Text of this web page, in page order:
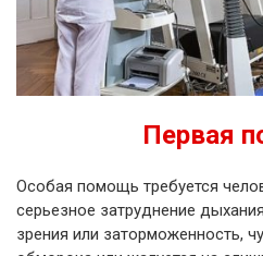
Первая
Особая помощь требуется
серьезное затруднение
зрения или заторможенность,